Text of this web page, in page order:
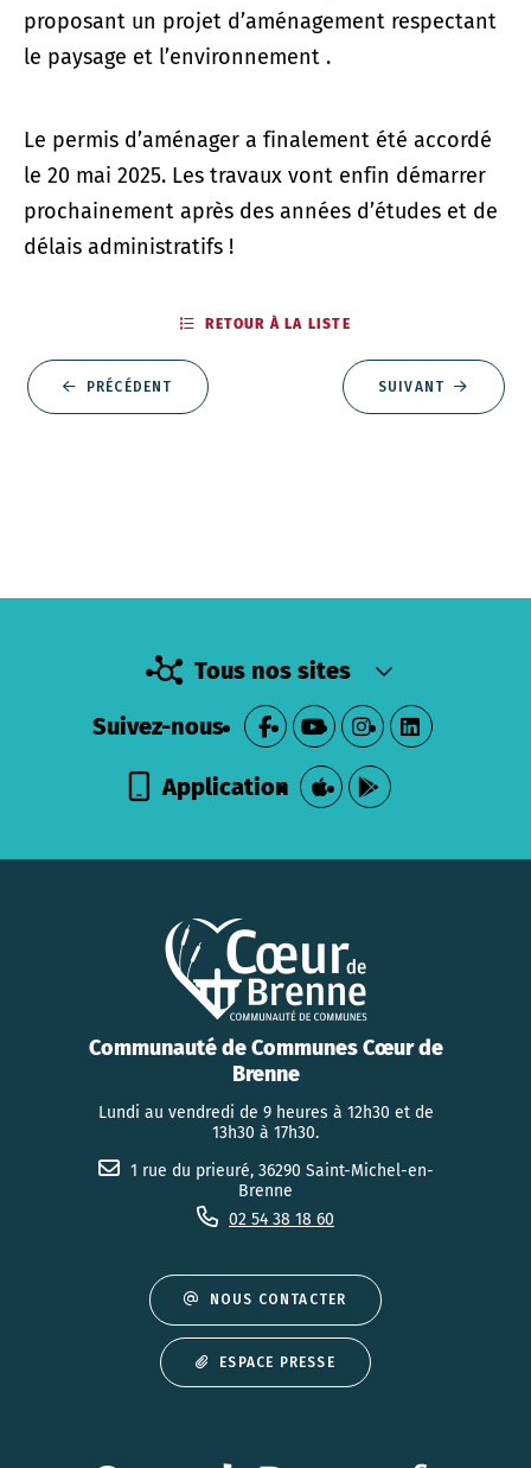
proposant un projet d’aménagement respectant
le paysage et l’environnement .
Le permis d’aménager a finalement été accordé
le 20 mai 2025. Les travaux vont enfin démarrer
prochainement après des années d’études et de
délais administratifs !
PRÉCÉDENT
RETOUR À LA LISTE
SUIVANT
Tous nos sites
Suivez-nous
Application
Communauté de Communes Cœur de
Brenne
Lundi au vendredi de 9 heures à 12h30 et de
13h30 à 17h30.
1 rue du prieuré, 36290 Saint-Michel-en-
Brenne
02 54 38 18 60
NOUS CONTACTER
ESPACE PRESSE